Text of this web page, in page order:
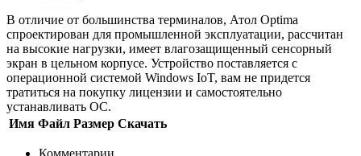
В отличие от большинства терминалов, Атол Optima
спроектирован для промышленной эксплуатации, рассчитан
на высокие нагрузки, имеет влагозащищенный сенсорный
экран в цельном корпусе. Устройство поставляется с
операционной системой Windows IoT, вам не придется
тратиться на покупку лицензии и самостоятельно
устанавливать ОС.
Имя Файл Размер Скачать
Комментарии